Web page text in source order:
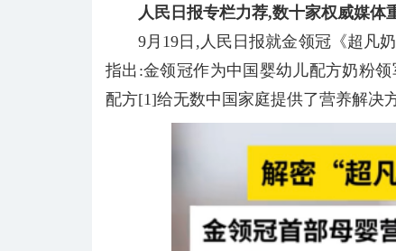
人民日报专栏力荐,数十家权威媒体
9月19日,人民日报就金领冠《超凡
指出:金领冠作为中国婴幼儿配方奶粉
配方[1]给无数中国家庭提供了营养解决